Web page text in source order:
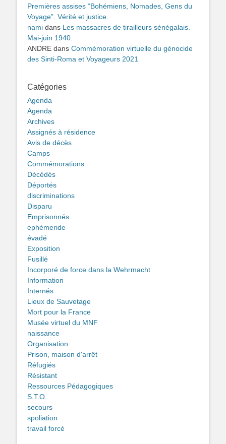
Premières assises “Bohémiens, Nomades, Gens du
Voyage”. Vérité et justice.
nami dans Les massacres de tirailleurs sénégalais.
Mai-juin 1940.
ANDRE dans Commémoration virtuelle du génocide
des Sinti-Roma et Voyageurs 2021
Catégories
Agenda
Agenda
Archives
Assignés à résidence
Avis de décès
Camps
Commémorations
Décédés
Déportés
discriminations
Disparu
Emprisonnés
ephémeride
évadé
Exposition
Fusillé
Incorporé de force dans la Wehrmacht
Information
Internés
Lieux de Sauvetage
Mort pour la France
Musée virtuel du MNF
naissance
Organisation
Prison, maison d'arrêt
Réfugiés
Résistant
Ressources Pédagogiques
S.T.O.
secours
spoliation
travail forcé